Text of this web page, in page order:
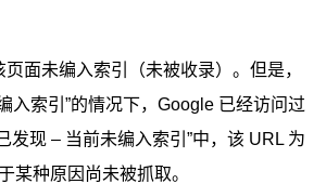
面未编入索引（未被收录）。但是，
入索引”的情况下，Google 已经访问过
发现 – 当前未编入索引”中，该 URL 为
某种原因尚未被抓取。